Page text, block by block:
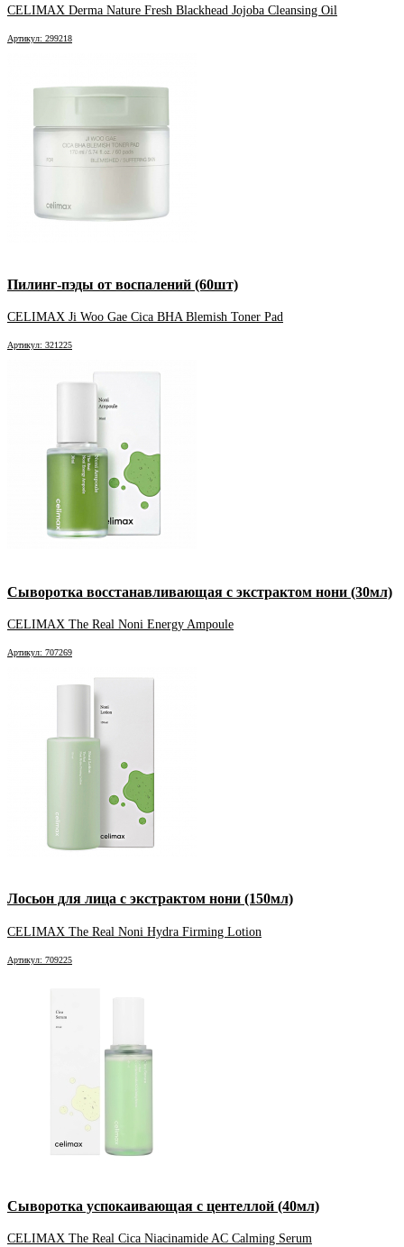
CELIMAX Derma Nature Fresh Blackhead Jojoba Cleansing Oil
Артикул: 299218
Пилинг-пэды от воспалений (60шт)
CELIMAX Ji Woo Gae Cica BHA Blemish Toner Pad
Артикул: 321225
Сыворотка восстанавливающая с экстрактом нони (30мл)
CELIMAX The Real Noni Energy Ampoule
Артикул: 707269
Лосьон для лица с экстрактом нони (150мл)
CELIMAX The Real Noni Hydra Firming Lotion
Артикул: 709225
Сыворотка успокаивающая с центеллой (40мл)
CELIMAX The Real Cica Niacinamide AC Calming Serum